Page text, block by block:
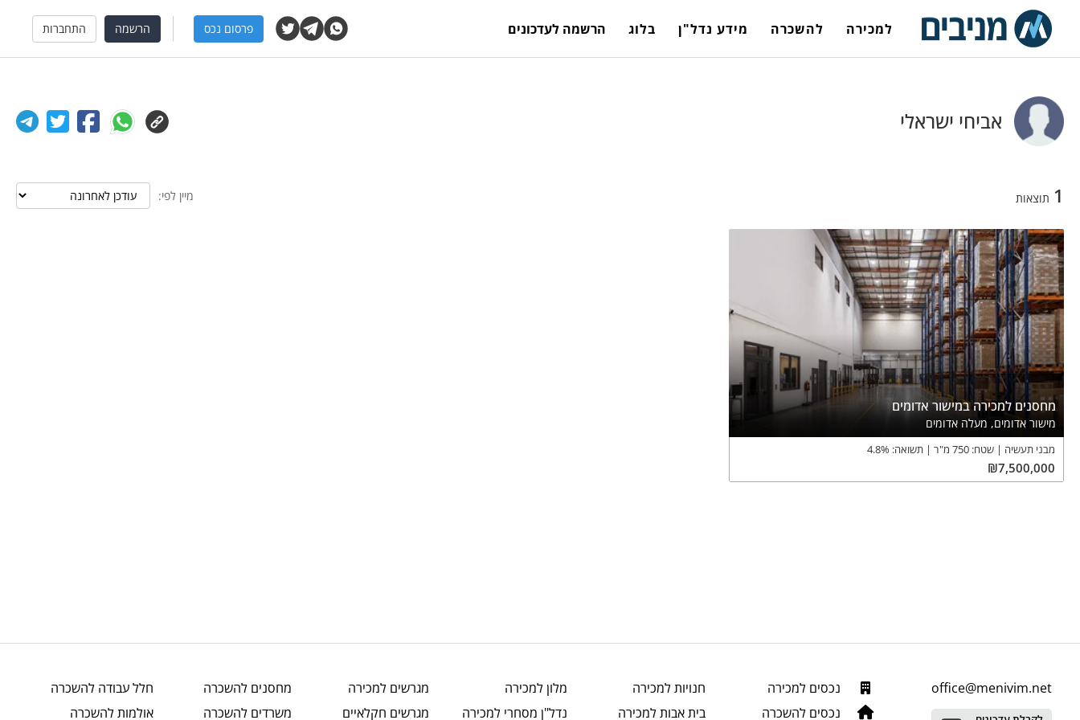
למכירה להשכרה מידע נדל"ן בלוג הרשמה לעדכונים פרסום נכס הרשמה התחברות
אביחי ישראלי
1 תוצאות מיין לפי:
מחסנים למכירה במישור אדומים
מישור אדומים, מעלה אדומים
מבני תעשיה שטח: 750 מ"ר תשואה: 4.8%
₪7,500,000
office@menivim.net
נכסים למכירה
נכסים להשכרה
חנויותלמכירה
בית אבותלמכירה
מלון למכירה
נדל"ן מסחרי למכירה
מגרשים למכירה
מגרשים חקלאיים
מחסנים להשכרה
משרדים להשכרה
חלל עבודה להשכרה
אולמותלהשכרה